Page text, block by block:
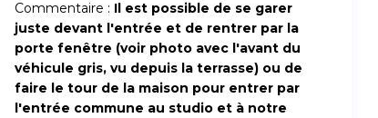
Commentaire : Il est possible de se garer
juste devant l'entrée et de rentrer par la
porte fenêtre (voir photo avec l'avant du
véhicule gris, vu depuis la terrasse) ou de
faire le tour de la maison pour entrer par
l'entrée commune au studio et à notre